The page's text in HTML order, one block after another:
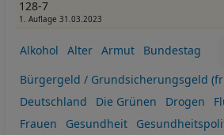
128-7
1. Auflage 31.03.2023
Alkohol Alter Armut
Bundestag
Bürgergeld / Grundsicherungsgeld
Deutschland
Die Grünen Drogen
Frauen
Gesundheit